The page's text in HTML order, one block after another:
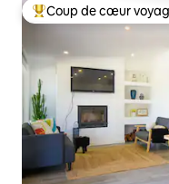
Coups de cœur
Coup de cœur